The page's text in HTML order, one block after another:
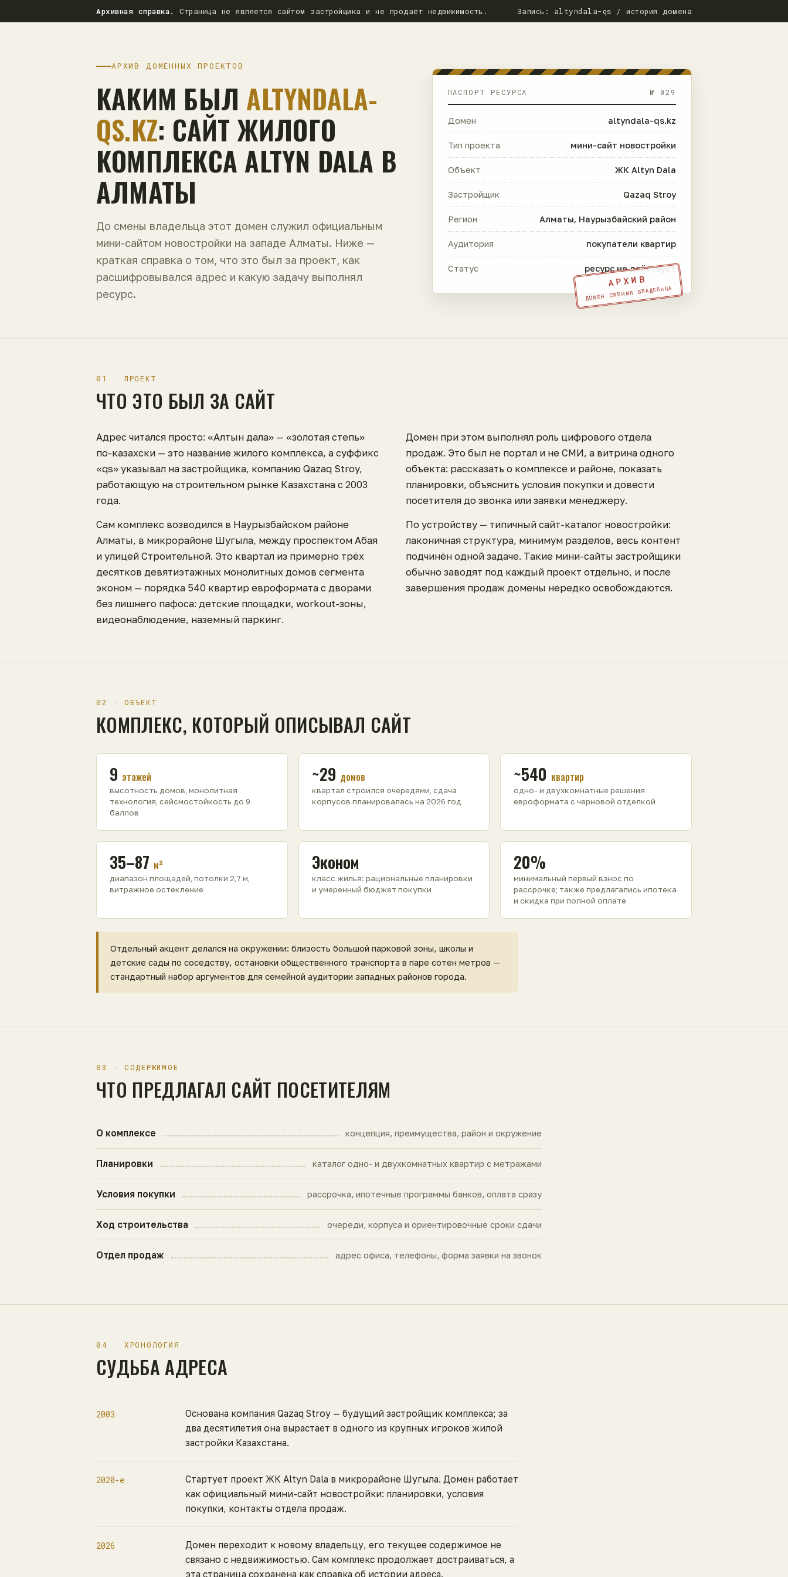
Архивная справка. Страница не является сайтом застройщика и не продаёт недвижимость. Запись: altyndala-qs / история домена
АРХИВ ДОМЕННЫХ ПРОЕКТОВ
КАКИМ БЫЛ ALTYNDALA-
QS.KZ: САЙТ ЖИЛОГО
КОМПЛЕКСА ALTYN DALA В
АЛМАТЫ
До смены владельца этот домен служил официальным
мини-сайтом новостройки на западе Алматы. Ниже —
краткая справка о том, что это был за проект, как
расшифровывался адрес и какую задачу выполнял
ресурс.
ПАСПОРТ РЕСУРСА № 029
Домен altyndala-qs.kz
Тип проекта мини-сайт новостройки
Объект ЖК Altyn Dala
Застройщик Qazaq Stroy
Регион Алматы, Наурызбайский район
Аудитория покупатели квартир
Статус ресурс не действует
АРХИВ
ДОМЕН СМЕНИЛ ВЛАДЕЛЬЦА
01 · ПРОЕКТ
ЧТО ЭТО БЫЛ ЗА САЙТ
Адрес читался просто: «Алтын дала» — «золотая степь»
по-казахски — это название жилого комплекса, а суффикс
«qs» указывал на застройщика, компанию Qazaq Stroy,
работающую на строительном рынке Казахстана с 2003
года.
Сам комплекс возводился в Наурызбайском районе
Алматы, в микрорайоне Шугыла, между проспектом Абая
и улицей Строительной. Это квартал из примерно трёх
десятков девятиэтажных монолитных домов сегмента
эконом — порядка 540 квартир евроформата с дворами
без лишнего пафоса: детские площадки, workout-зоны,
видеонаблюдение, наземный паркинг.
Домен при этом выполнял роль цифрового отдела
продаж. Это был не портал и не СМИ, а витрина одного
объекта: рассказать о комплексе и районе, показать
планировки, объяснить условия покупки и довести
посетителя до звонка или заявки менеджеру.
По устройству — типичный сайт-каталог новостройки:
лаконичная структура, минимум разделов, весь контент
подчинён одной задаче. Такие мини-сайты застройщики
обычно заводят под каждый проект отдельно, и после
завершения продаж домены нередко освобождаются.
02 · ОБЪЕКТ
КОМПЛЕКС, КОТОРЫЙ ОПИСЫВАЛ САЙТ
9 этажей
высотность домов, монолитная
технология, сейсмостойкость до 9
баллов
~29 домов
квартал строился очередями, сдача
корпусов планировалась на 2026 год
~540 квартир
одно- и двухкомнатные решения
евроформата с черновой отделкой
35–87 м²
диапазон площадей, потолки 2,7 м,
витражное остекление
Эконом
класс жилья: рациональные планировки
и умеренный бюджет покупки
20%
минимальный первый взнос по
рассрочке; также предлагались ипотека
и скидка при полной оплате
Отдельный акцент делался на окружении: близость большой парковой зоны, школы и
детские сады по соседству, остановки общественного транспорта в паре сотен метров —
стандартный набор аргументов для семейной аудитории западных районов города.
03 · СОДЕРЖИМОЕ
ЧТО ПРЕДЛАГАЛ САЙТ ПОСЕТИТЕЛЯМ
О комплексе концепция, преимущества, район и окружение
Планировки каталог одно- и двухкомнатных квартир с метражами
Условия покупки рассрочка, ипотечные программы банков, оплата сразу
Ход строительства очереди, корпуса и ориентировочные сроки сдачи
Отдел продаж адрес офиса, телефоны, форма заявки на звонок
04 · ХРОНОЛОГИЯ
СУДЬБА АДРЕСА
2003
Основана компания Qazaq Stroy — будущий застройщик комплекса; за
два десятилетия она вырастает в одного из крупных игроков жилой
застройки Казахстана.
2020-е
Стартует проект ЖК Altyn Dala в микрорайоне Шугыла. Домен работает
как официальный мини-сайт новостройки: планировки, условия
покупки, контакты отдела продаж.
2026
Домен переходит к новому владельцу, его текущее содержимое не
связано с недвижимостью. Сам комплекс продолжает достраиваться, а
эта страница сохранена как справка об истории адреса.